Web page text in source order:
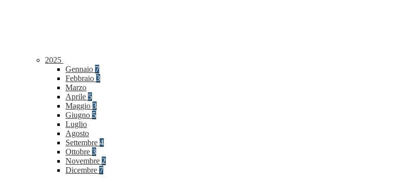
2025
Gennaio 7
Febbraio 3
Marzo
Aprile 5
Maggio 3
Giugno 5
Luglio
Agosto
Settembre 4
Ottobre 3
Novembre 2
Dicembre 7